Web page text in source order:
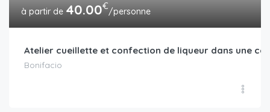
40.00€/personne
Atelier cueillette et confection de liqueur dans une
Bonifacio